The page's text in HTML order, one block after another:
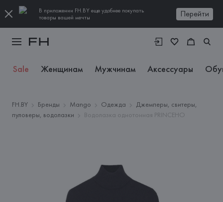
В приложении FH.BY еще удобнее покупать
товары вашей мечты
Перейти
Sale Женщинам Мужчинам Аксессуары
FH.BY Бренды Mango Одежда
Джемперы, свитеры,
пуловеры, водолазки
Водолазка однотонная PRINCEHO